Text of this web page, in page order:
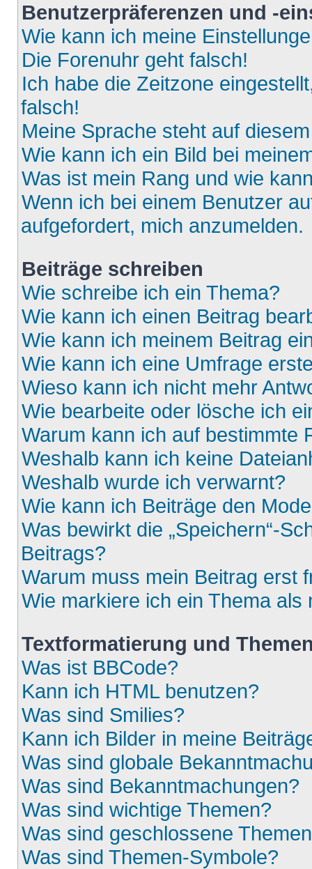
Benutzerpräferenzen und -
Wie kann ich meine
Die Forenuhr geht falsch!
Ich habe die Zeitzone
falsch!
Meine Sprache steht auf
Wie kann ich ein Bild bei
Was ist mein Rang und wie
Wenn ich bei einem Benutzer
aufgefordert, mich anzumelden.
Beiträge schreiben
Wie schreibe ich ein Thema?
Wie kann ich einen Beitrag
Wie kann ich meinem Beitrag
Wie kann ich eine Umfrage
Wieso kann ich nicht mehr
Wie bearbeite oder lösche ich
Warum kann ich auf bestimmte
Weshalb kann ich keine
Weshalb wurde ich verwarnt?
Wie kann ich Beiträge den
Was bewirkt die „Speichern“-
Beitrags?
Warum muss mein Beitrag erst
Wie markiere ich ein Thema als
Textformatierung und
Was ist BBCode?
Kann ich HTML benutzen?
Was sind Smilies?
Kann ich Bilder in meine
Was sind globale
Was sind Bekanntmachungen?
Was sind wichtige Themen?
Was sind geschlossene
Was sind Themen-Symbole?